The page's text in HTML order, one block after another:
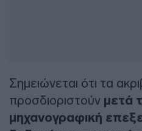
Σημειώνεται ότι τα
προσδιοριστούν μετά
μηχανογραφική